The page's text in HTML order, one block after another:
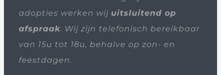
adopties werken wij uitsluitend op
afspraak. Wij zijn telefonisch bereikbaar
van 15u tot 18u, behalve op zon- en
feestdagen.